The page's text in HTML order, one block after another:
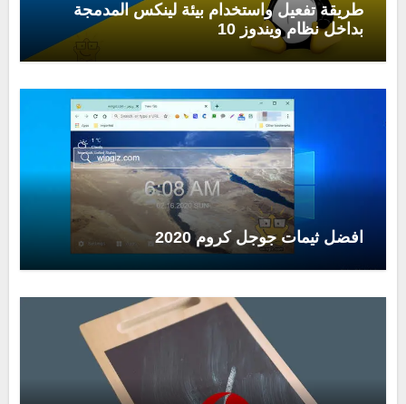
طريقة تفعيل واستخدام بيئة لينكس المدمجة
بداخل نظام ويندوز 10
افضل ثيمات جوجل كروم 2020